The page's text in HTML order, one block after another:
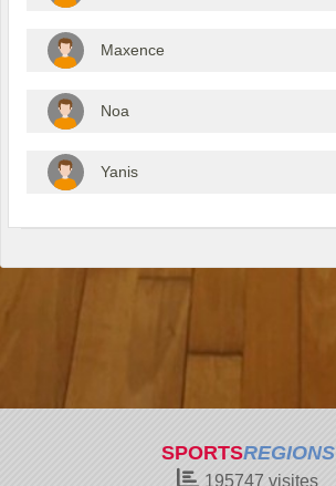
Maxence
Noa
Yanis
SPORTSREGIONS
195747 visites